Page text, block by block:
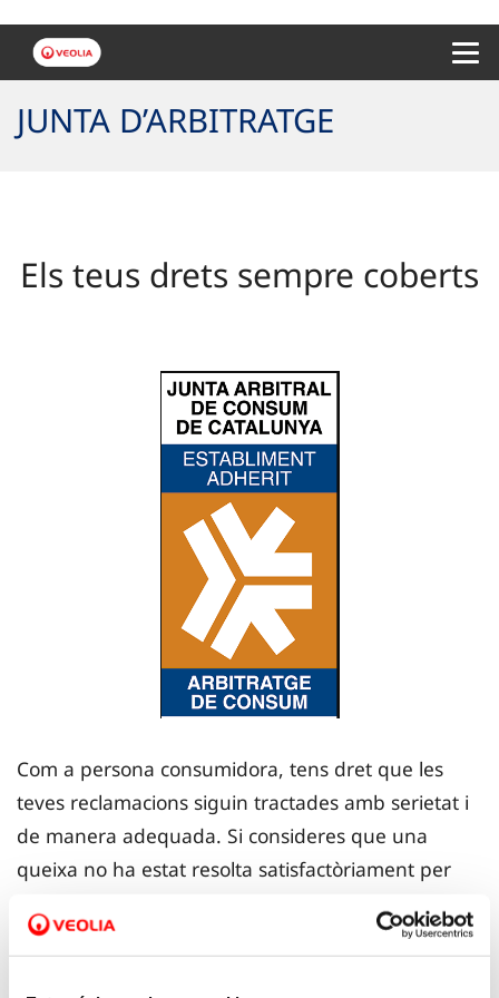
JUNTA D’ARBITRATGE
Els teus drets sempre coberts
Com a persona consumidora, tens dret que les
teves reclamacions siguin tractades amb serietat i
de manera adequada. Si consideres que una
queixa no ha estat resolta satisfactòriament per
buscar una solució justa. Una opció és acudir al